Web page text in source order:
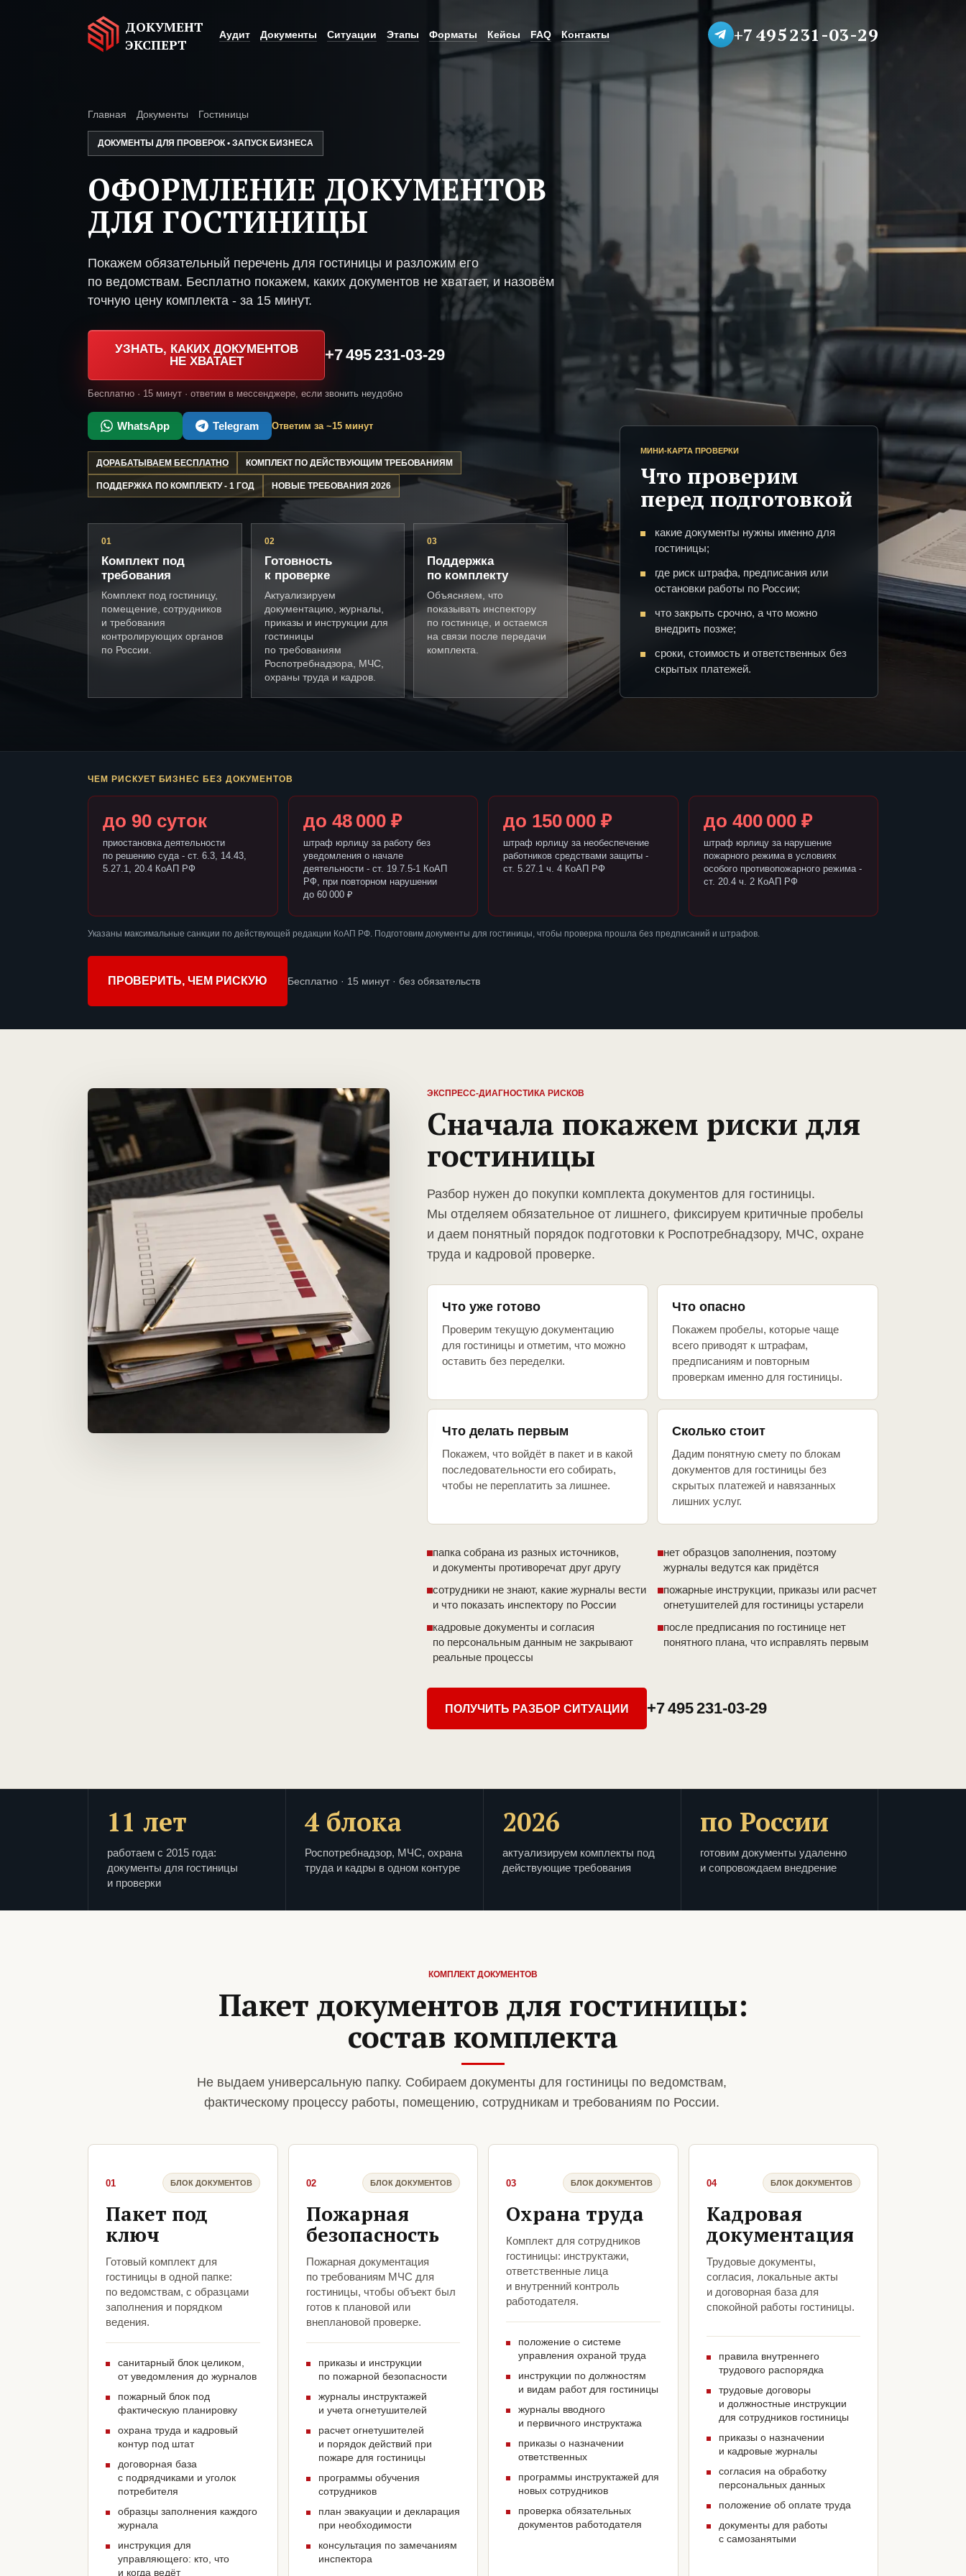
ДОКУМЕНТ
ЭКСПЕРТ
Аудит Документы Ситуации Этапы Форматы Кейсы FAQ Контакты +7 495 231-03-29
Главная Документы Гостиницы
ДОКУМЕНТЫ ДЛЯ ПРОВЕРОК • ЗАПУСК БИЗНЕСА
ОФОРМЛЕНИЕ ДОКУМЕНТОВ
ДЛЯ ГОСТИНИЦЫ
Покажем обязательный перечень для гостиницы и разложим его
по ведомствам. Бесплатно покажем, каких документов не хватает, и назовём
точную цену комплекта - за 15 минут.
УЗНАТЬ, КАКИХ ДОКУМЕНТОВ
НЕ ХВАТАЕТ
+7 495 231-03-29
Бесплатно · 15 минут · ответим в мессенджере, если звонить неудобно
WhatsApp Telegram Ответим за ~15 минут
ДОРАБАТЫВАЕМ БЕСПЛАТНО КОМПЛЕКТ ПО ДЕЙСТВУЮЩИМ ТРЕБОВАНИЯМ
ПОДДЕРЖКА ПО КОМПЛЕКТУ - 1 ГОД НОВЫЕ ТРЕБОВАНИЯ 2026
01
Комплект под
требования
Комплект под гостиницу,
помещение, сотрудников
и требования
контролирующих органов
по России.
02
Готовность
к проверке
Актуализируем
документацию, журналы,
приказы и инструкции для
гостиницы
по требованиям
Роспотребнадзора, МЧС,
охраны труда и кадров.
03
Поддержка
по комплекту
Объясняем, что
показывать инспектору
по гостинице, и остаемся
на связи после передачи
комплекта.
МИНИ-КАРТА ПРОВЕРКИ
Что проверим
перед подготовкой
какие документы нужны именно для
гостиницы;
где риск штрафа, предписания или
остановки работы по России;
что закрыть срочно, а что можно
внедрить позже;
сроки, стоимость и ответственных без
скрытых платежей.
ЧЕМ РИСКУЕТ БИЗНЕС БЕЗ ДОКУМЕНТОВ
до 90 суток
приостановка деятельности
по решению суда - ст. 6.3, 14.43,
5.27.1, 20.4 КоАП РФ
до 48 000 ₽
штраф юрлицу за работу без
уведомления о начале
деятельности - ст. 19.7.5-1 КоАП
РФ, при повторном нарушении
до 60 000 ₽
до 150 000 ₽
штраф юрлицу за необеспечение
работников средствами защиты -
ст. 5.27.1 ч. 4 КоАП РФ
до 400 000 ₽
штраф юрлицу за нарушение
пожарного режима в условиях
особого противопожарного режима -
ст. 20.4 ч. 2 КоАП РФ
Указаны максимальные санкции по действующей редакции КоАП РФ. Подготовим документы для гостиницы, чтобы проверка прошла без предписаний и штрафов.
ПРОВЕРИТЬ, ЧЕМ РИСКУЮ Бесплатно · 15 минут · без обязательств
ЭКСПРЕСС-ДИАГНОСТИКА РИСКОВ
Сначала покажем риски для
гостиницы
Разбор нужен до покупки комплекта документов для гостиницы.
Мы отделяем обязательное от лишнего, фиксируем критичные пробелы
и даем понятный порядок подготовки к Роспотребнадзору, МЧС, охране
труда и кадровой проверке.
Что уже готово
Проверим текущую документацию
для гостиницы и отметим, что можно
оставить без переделки.
Что опасно
Покажем пробелы, которые чаще
всего приводят к штрафам,
предписаниям и повторным
проверкам именно для гостиницы.
Что делать первым
Покажем, что войдёт в пакет и в какой
последовательности его собирать,
чтобы не переплатить за лишнее.
Сколько стоит
Дадим понятную смету по блокам
документов для гостиницы без
скрытых платежей и навязанных
лишних услуг.
папка собрана из разных источников,
и документы противоречат друг другу
нет образцов заполнения, поэтому
журналы ведутся как придётся
сотрудники не знают, какие журналы вести
и что показать инспектору по России
пожарные инструкции, приказы или расчет
огнетушителей для гостиницы устарели
кадровые документы и согласия
по персональным данным не закрывают
реальные процессы
после предписания по гостинице нет
понятного плана, что исправлять первым
ПОЛУЧИТЬ РАЗБОР СИТУАЦИИ +7 495 231-03-29
11 лет
работаем с 2015 года:
документы для гостиницы
и проверки
4 блока
Роспотребнадзор, МЧС, охрана
труда и кадры в одном контуре
2026
актуализируем комплекты под
действующие требования
по России
готовим документы удаленно
и сопровождаем внедрение
КОМПЛЕКТ ДОКУМЕНТОВ
Пакет документов для гостиницы:
состав комплекта
Не выдаем универсальную папку. Собираем документы для гостиницы по ведомствам,
фактическому процессу работы, помещению, сотрудникам и требованиям по России.
01 БЛОК ДОКУМЕНТОВ
Пакет под
ключ
Готовый комплект для
гостиницы в одной папке:
по ведомствам, с образцами
заполнения и порядком
ведения.
санитарный блок целиком,
от уведомления до журналов
пожарный блок под
фактическую планировку
охрана труда и кадровый
контур под штат
договорная база
с подрядчиками и уголок
потребителя
образцы заполнения каждого
журнала
инструкция для
управляющего: кто, что
и когда ведёт
02 БЛОК ДОКУМЕНТОВ
Пожарная
безопасность
Пожарная документация
по требованиям МЧС для
гостиницы, чтобы объект был
готов к плановой или
внеплановой проверке.
приказы и инструкции
по пожарной безопасности
журналы инструктажей
и учета огнетушителей
расчет огнетушителей
и порядок действий при
пожаре для гостиницы
программы обучения
сотрудников
план эвакуации и декларация
при необходимости
консультация по замечаниям
инспектора
03 БЛОК ДОКУМЕНТОВ
Охрана труда
Комплект для сотрудников
гостиницы: инструктажи,
ответственные лица
и внутренний контроль
работодателя.
положение о системе
управления охраной труда
инструкции по должностям
и видам работ для гостиницы
журналы вводного
и первичного инструктажа
приказы о назначении
ответственных
программы инструктажей для
новых сотрудников
проверка обязательных
документов работодателя
04 БЛОК ДОКУМЕНТОВ
Кадровая
документация
Трудовые документы,
согласия, локальные акты
и договорная база для
спокойной работы гостиницы.
правила внутреннего
трудового распорядка
трудовые договоры
и должностные инструкции
для сотрудников гостиницы
приказы о назначении
и кадровые журналы
согласия на обработку
персональных данных
положение об оплате труда
документы для работы
с самозанятыми